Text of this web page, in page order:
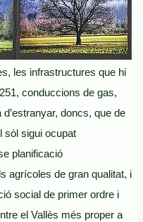
les infrastructures que hi
conduccions de gas,
doncs, que de
sòl sigui ocupat
planificació
agrícoles de gran qualitat, i
social de primer ordre i
el Vallès més proper a